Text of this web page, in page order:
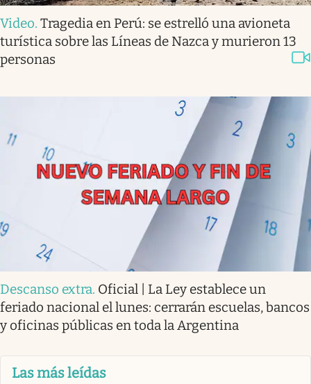
Video. Tragedia en Perú: se estrelló una avioneta
turística sobre las Líneas de Nazca y murieron 13
personas
Descanso extra. Oficial | La Ley establece un
feriado nacional el lunes: cerrarán escuelas, bancos
y oficinas públicas en toda la Argentina
Las más leídas